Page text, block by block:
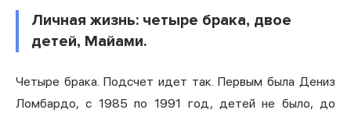
Личная жизнь: четыре брака, двое
детей, Майами.
Четыре брака. Подсчет идет так. Первым была Дениз
Ломбардо, с 1985 по 1991 год, детей не было, до